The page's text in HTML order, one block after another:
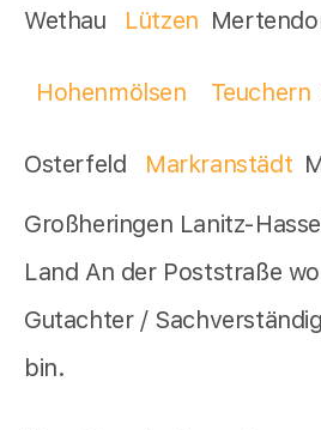
Wethau Lützen
Hohenmölsen Teuchern
Osterfeld Markranstädt
Großheringen Lanitz-
Land An der Poststraße
Gutachter /
bin.